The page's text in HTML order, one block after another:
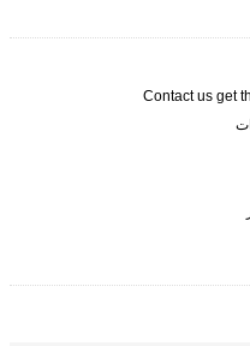
Contact us get